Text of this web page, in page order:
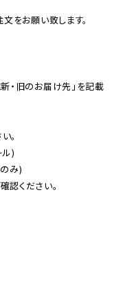
・旧のお届け先」を記載
。
)
み)